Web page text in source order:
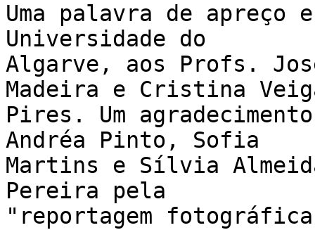
Uma palavra de apreço
Universidade do
Algarve, aos Profs.
Madeira e Cristina
Pires. Um
Andréa Pinto, Sofia
Martins e Sílvia
Pereira pela
"reportagem